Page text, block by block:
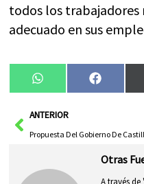
todos los
adecuado en sus
Compartir
en
WhatsApp
en
AntANTERIOR
Otras